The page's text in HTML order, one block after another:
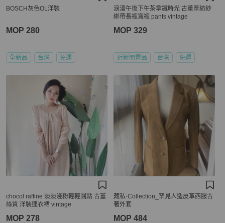
BOSCH灰色OL洋裝
MOP 280
全新品 台灣 免運
浪漫午後下午茶拿鐵時光 古董厚紡紗
綁帶長褲寬褲 pants vintage
MOP 329
近新閒置品 台灣 免運
chocol raffine 淡淡淺粉輕輕圓點 古董
絲質 洋裝連衣裙 vintage
MOP 278
藏私·Collection_罕見人造皮革西服古
著外套
MOP 484